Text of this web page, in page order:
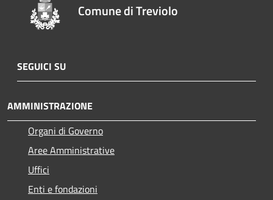
Comune di Treviolo
SEGUICI SU
AMMINISTRAZIONE
Organi di Governo
Aree Amministrative
Uffici
Enti e fondazioni